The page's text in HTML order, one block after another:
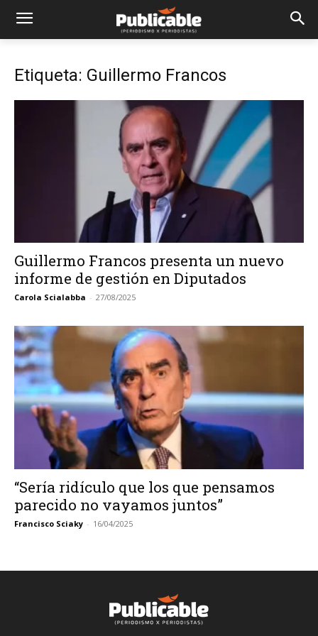
Etiqueta: Guillermo Francos
Guillermo Francos presenta un nuevo
informe de gestión en Diputados
Carola Scialabba - 27/08/2025
“Sería ridículo que los que pensamos
parecido no vayamos juntos”
Francisco Sciaky - 16/04/2025